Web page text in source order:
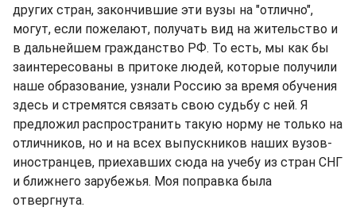
других стран, закончившие эти вузы на "отлично",
могут, если пожелают, получать вид на жительство и
в дальнейшем гражданство РФ. То есть, мы как бы
заинтересованы в притоке людей, которые получили
наше образование, узнали Россию за время обучения
здесь и стремятся связать свою судьбу с ней. Я
предложил распространить такую норму не только на
отличников, но и на всех выпускников наших вузов-
иностранцев, приехавших сюда на учебу из стран СНГ
и ближнего зарубежья. Моя поправка была
отвергнута.